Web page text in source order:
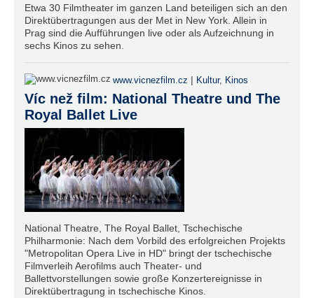
Etwa 30 Filmtheater im ganzen Land beteiligen sich an den
Direktübertragungen aus der Met in New York. Allein in
Prag sind die Aufführungen live oder als Aufzeichnung in
sechs Kinos zu sehen.
www.vicnezfilm.cz | Kultur, Kinos
Víc než film: National Theatre und The
Royal Ballet Live
National Theatre, The Royal Ballet, Tschechische
Philharmonie: Nach dem Vorbild des erfolgreichen Projekts
"Metropolitan Opera Live in HD" bringt der tschechische
Filmverleih Aerofilms auch Theater- und
Ballettvorstellungen sowie große Konzertereignisse in
Direktübertragung in tschechische Kinos.